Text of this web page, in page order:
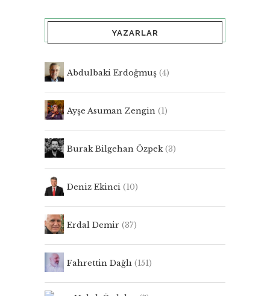
YAZARLAR
Abdulbaki Erdoğmuş (4)
Ayşe Asuman Zengin (1)
Burak Bilgehan Özpek(3)
Deniz Ekinci (10)
Erdal Demir (37)
Fahrettin Dağlı (151)